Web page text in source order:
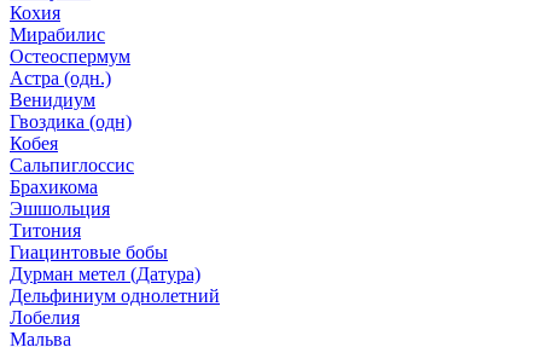
Кохия
Мирабилис
Остеоспермум
Астра (одн.)
Венидиум
Гвоздика (одн)
Кобея
Сальпиглоссис
Брахикома
Эшшольция
Титония
Гиацинтовые бобы
Дурман метел (Датура)
Дельфиниум однолетний
Лобелия
Мальва